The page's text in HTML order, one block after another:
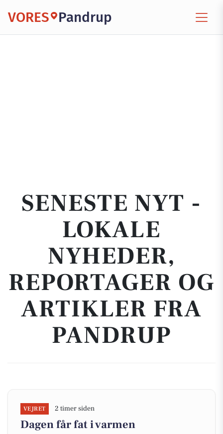
VORES Pandrup
SENESTE NYT -
LOKALE
NYHEDER,
REPORTAGER OG
ARTIKLER FRA
PANDRUP
VEJRET 2 timer siden
Dagen får fat i varmen